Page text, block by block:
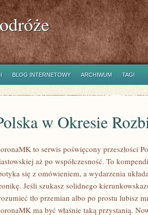
BLOG INTERNETOWY ARCHIWUM TAGI
w Okresie
to serwis poświęcony przeszłości
aż po współczesność. To
się z omówieniem, a wydarzenia
Jeśli szukasz solidnego
tło przemian albo po prostu lubisz
ma być właśnie taką przystanią.